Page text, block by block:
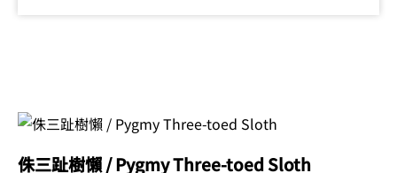
侏三趾樹懶 / Pygmy Three-toed Sloth